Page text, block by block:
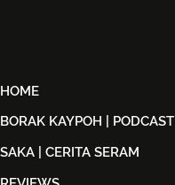
HOME
BORAK KAYPOH | PODCAST
SAKA | CERITA SERAM